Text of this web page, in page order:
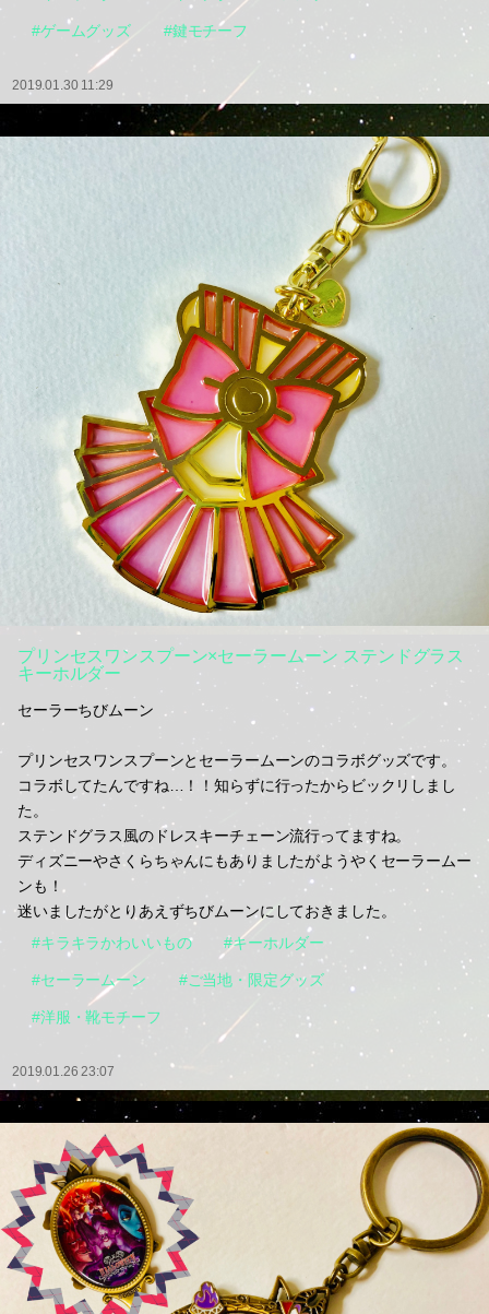
#ゲームグッズ #鍵モチーフ
2019.01.30 11:29
プリンセスワンスプーン×セーラームーン ステンドグラス
キーホルダー
セーラーちびムーン
プリンセスワンスプーンとセーラームーンのコラボグッズです。
コラボしてたんですね…！！知らずに行ったからビックリしまし
た。
ステンドグラス風のドレスキーチェーン流行ってますね。
ディズニーやさくらちゃんにもありましたがようやくセーラームー
ンも！
迷いましたがとりあえずちびムーンにしておきました。
#キラキラかわいいもの
#キーホルダー
#セーラームーン #ご当地・限定グッズ
#洋服・靴モチーフ
2019.01.26 23:07